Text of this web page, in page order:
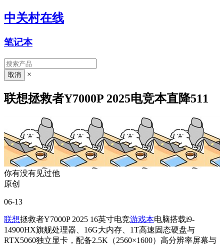
中关村在线
笔记本
×
联想拯救者Y7000P 2025电竞本直降511
你有没有见过他
原创
06-13
联想拯救者Y7000P 2025 16英寸电竞游戏本电脑搭载i9-
14900HX旗舰处理器、16G大内存、1T高速固态硬盘与
RTX5060独立显卡，配备2.5K（2560×1600）高分辨率屏幕与